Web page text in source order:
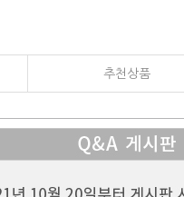
추천상품